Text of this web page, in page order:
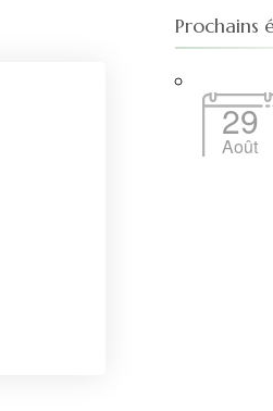
Prochains
29
Août